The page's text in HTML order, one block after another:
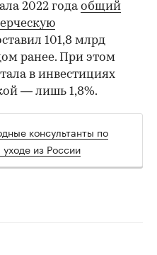
2022 годаобщий
101,8 млрд
ранее. При этом
в инвестициях
— лишь 1,8%.
консультанты по
из России